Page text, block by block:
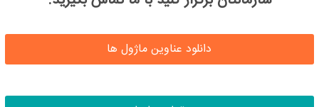
دانلود عناوین ماژول ها